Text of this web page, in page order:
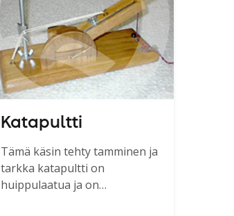
Katapultti
Tämä käsin tehty tamminen ja
tarkka katapultti on
huippulaatua ja on